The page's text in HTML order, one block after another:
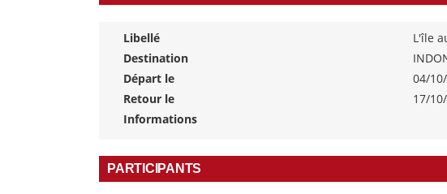
Libellé
L'île
Destination
Départ le
04/
Retour le
17/
Informations
PARTICIPANTS